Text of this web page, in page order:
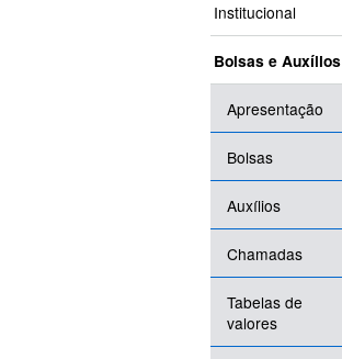
Institucional
Bolsas e Auxílios
Apresentação
Bolsas
Auxílios
Chamadas
Tabelas de
valores